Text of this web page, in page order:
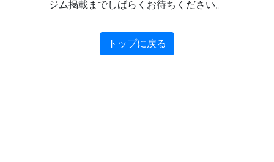
ジム掲載までしばらくお待ちください。
トップに戻る